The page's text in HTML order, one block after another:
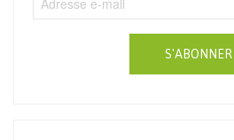
S'ABONNER